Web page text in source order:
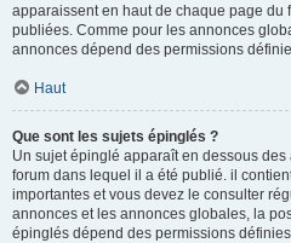
apparaissent en haut de chaque page du
publiées. Comme pour les annonces
annonces dépend des permissions
Haut
Que sont les sujets épinglés ?
Un sujet épinglé apparaît en dessous
forum dans lequel il a été publié. il
importantes et vous devez le consulter
annonces et les annonces globales, la
épinglés dépend des permissions